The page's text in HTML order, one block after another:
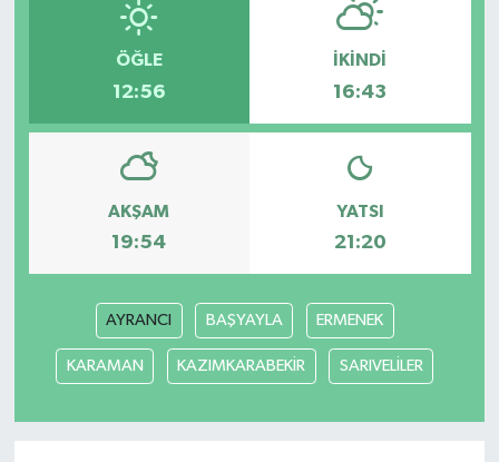
ÖĞLE
12:56
İKINDI
16:43
AKŞAM
19:54
YATSI
21:20
AYRANCI BAŞYAYLA ERMENEK
KARAMAN KAZIMKARABEKİR SARIVELİLER